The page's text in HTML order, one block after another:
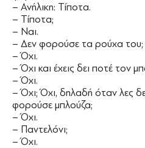
– Ανήλικη: Τίποτα.
– Τίποτα;
– Ναι.
– Δεν φορούσε τα ρούχα του;
– Όχι.
– Όχι και έχεις δει ποτέ τον
– Όχι.
– Όχι; Όχι, δηλαδή όταν λες
φορούσε μπλούζα;
– Όχι.
– Παντελόνι;
– Όχι.